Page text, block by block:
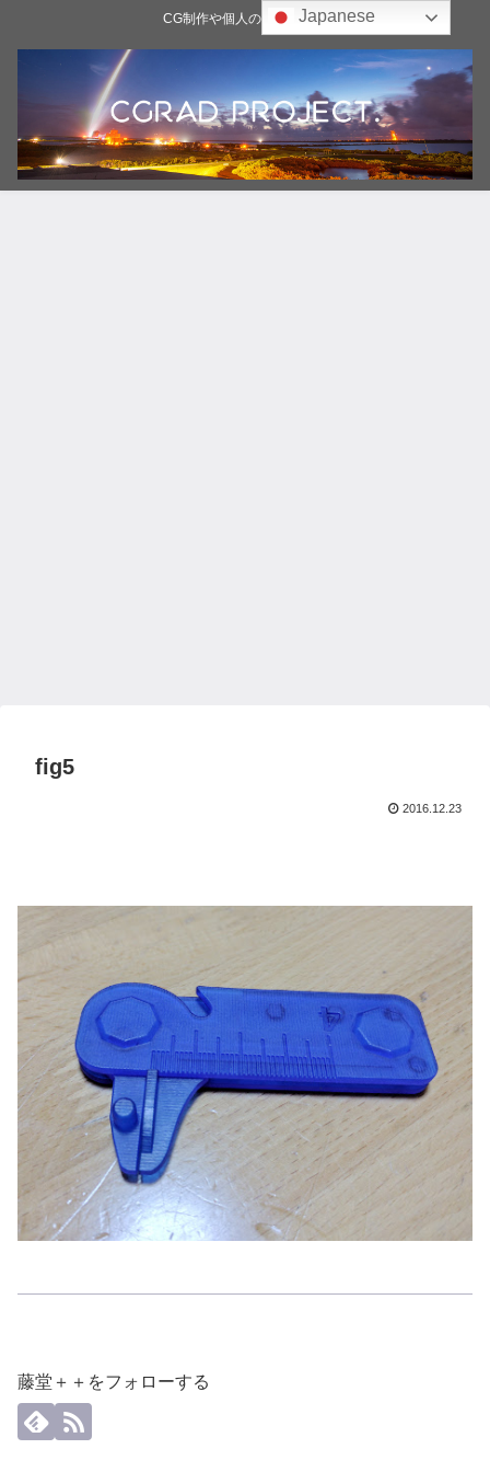
CG制作や個人の雑記ブログ
fig5
2016.12.23
藤堂＋＋をフォローする
Japanese